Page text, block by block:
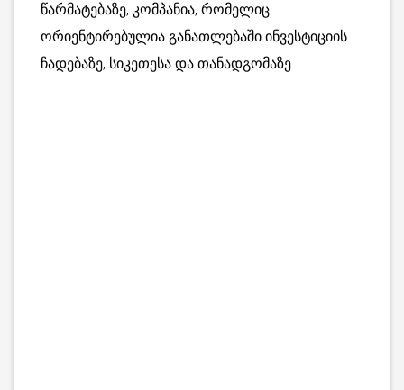
წარმატებაზე, კომპანია, რომელიც
ორიენტირებულია განათლებაში ინვესტიციის
ჩადებაზე, სიკეთესა და თანადგომაზე.